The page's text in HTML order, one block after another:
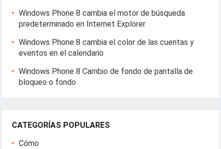
Windows Phone 8 cambia el motor de búsqueda
predeterminado en Internet Explorer
Windows Phone 8 cambia el color de las cuentas y
eventos en el calendario
Windows Phone 8 Cambio de fondo de pantalla de
bloqueo o fondo
CATEGORÍAS POPULARES
Cómo